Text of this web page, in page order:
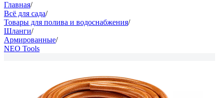
Главная/
Всё для сада/
Товары для полива и водоснабжения/
Шланги/
Армированные/
NEO Tools